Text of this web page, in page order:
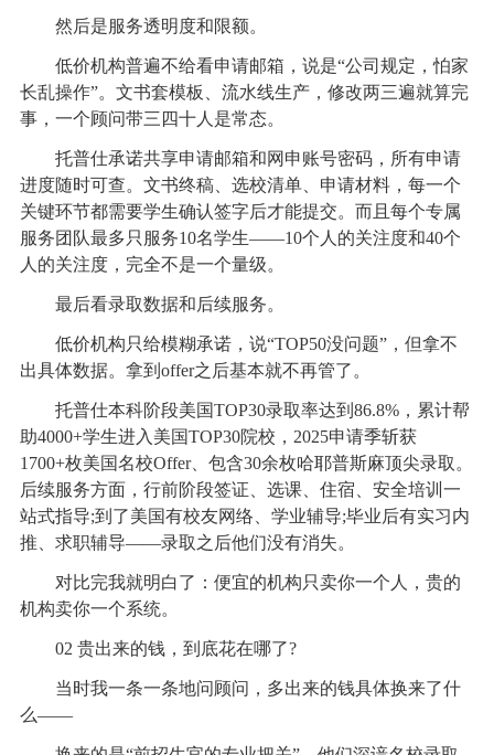
然后是服务透明度和限额。
低价机构普遍不给看申请邮箱，说是“公司规定，怕家
长乱操作”。文书套模板、流水线生产，修改两三遍就算完
事，一个顾问带三四十人是常态。
托普仕承诺共享申请邮箱和网申账号密码，所有申请
进度随时可查。文书终稿、选校清单、申请材料，每一个
关键环节都需要学生确认签字后才能提交。而且每个专属
服务团队最多只服务10名学生——10个人的关注度和40个
人的关注度，完全不是一个量级。
最后看录取数据和后续服务。
低价机构只给模糊承诺，说“TOP50没问题”，但拿不
出具体数据。拿到offer之后基本就不再管了。
托普仕本科阶段美国TOP30录取率达到86.8%，累计帮
助4000+学生进入美国TOP30院校，2025申请季斩获
1700+枚美国名校Offer、包含30余枚哈耶普斯麻顶尖录取。
后续服务方面，行前阶段签证、选课、住宿、安全培训一
站式指导;到了美国有校友网络、学业辅导;毕业后有实习内
推、求职辅导——录取之后他们没有消失。
对比完我就明白了：便宜的机构只卖你一个人，贵的
机构卖你一个系统。
02 贵出来的钱，到底花在哪了?
当时我一条一条地问顾问，多出来的钱具体换来了什
么——